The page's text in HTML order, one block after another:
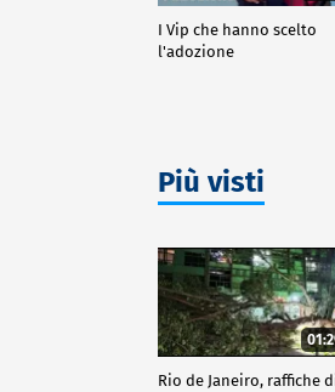
I Vip che hanno scelto
l'adozione
Più visti
Rio de Janeiro, raffiche